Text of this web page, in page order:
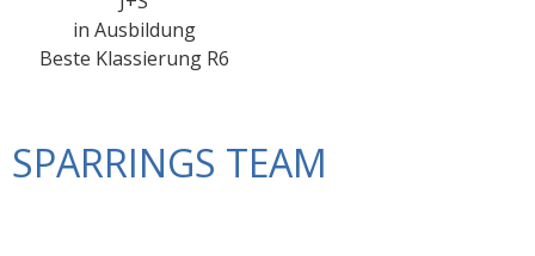
in Ausbildung
Beste Klassierung R6
SPARRINGS TEAM